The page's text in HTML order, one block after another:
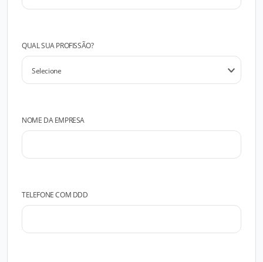
QUAL SUA PROFISSÃO?
NOME DA EMPRESA
TELEFONE COM DDD